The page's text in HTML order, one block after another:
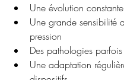
Une évolution
Une grande sensibilité
pression
Des pathologies
Une adaptation